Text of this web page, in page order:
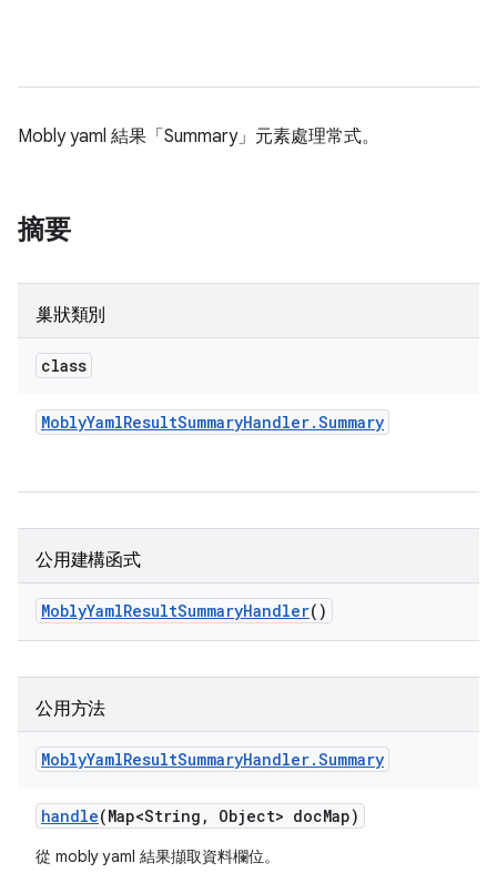
Mobly yaml 結果「Summary」元素處理常式。
摘要
巢狀類別
class
MoblyYamlResultSummaryHandler.Summary
公用建構函式
MoblyYamlResultSummaryHandler()
公用方法
MoblyYamlResultSummaryHandler.Summary
handle(Map<String , Object> docMap)
從 mobly yaml 結果擷取資料欄位。